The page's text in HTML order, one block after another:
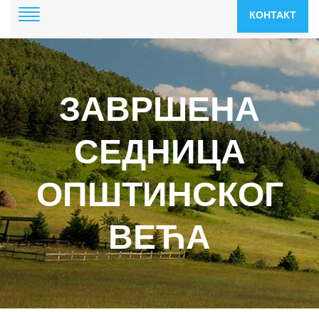
КОНТАКТ
ЗАВРШЕНА
СЕДНИЦА
ОПШТИНСКОГ
ВЕЋА